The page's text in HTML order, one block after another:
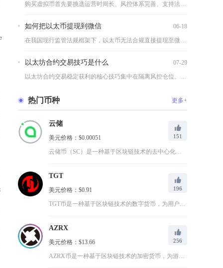
购买虚拟币首先要挑选运营时间长、风控体系完善、支持法币交易的...
如何把以太币提现到微信 06-18
在我国现行监管法规框架下，以太币无法合规直接提现至微信零钱，...
以太坊合约交易技巧是什么 07-29
以太坊合约交易稳定获利的核心技巧集中在隔离风控仓位、适配资金...
热门币种 更多+
云储
美元价格：$0.00051 151
云储币（SC）是一种基于区块链技术的去中心化数字货币，专为分...
TGT
美元价格：$0.91 196
TGT币是一种基于区块链技术的数字货币，为用户提供更便捷、安...
AZRX
美元价格：$13.66 256
AZRX币是一种基于区块链技术的加密货币，为游戏玩家和开发者...